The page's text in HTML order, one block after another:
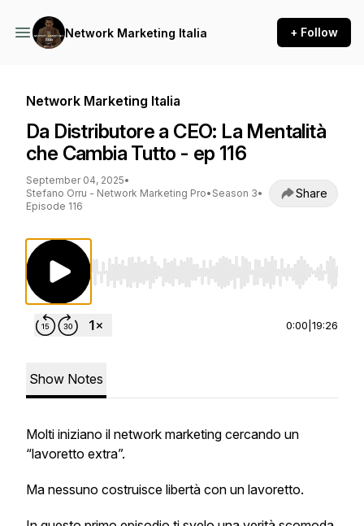
Network Marketing Italia + Follow
Network Marketing Italia
Da Distributore a CEO: La Mentalità
che Cambia Tutto - ep 116
September 04, 2025•
Stefano Orru - Network Marketing Pro• Season 3•
Episode 116
Share
Use Left/Right to seek, Home/End to jump
0:00 19:26
Show Notes
Molti iniziano il network marketing cercando un
“lavoretto extra”.
Ma nessuno costruisce libertà con un lavoretto.